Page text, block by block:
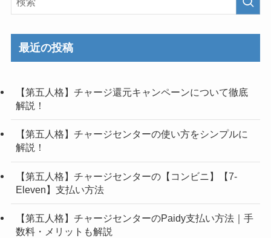
最近の投稿
【第五人格】チャージ還元キャンペーンについて徹底
解説！
【第五人格】チャージセンターの使い方をシンプルに
解説！
【第五人格】チャージセンターの【コンビニ】【7-
Eleven】支払い方法
【第五人格】チャージセンターのPaidy支払い方法｜手
数料・メリットも解説